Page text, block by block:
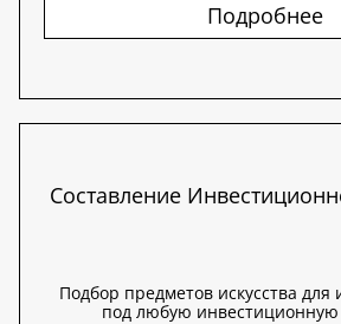
Подробнее
Составление
Подбор предметов искусства для
под любую инвестиционную